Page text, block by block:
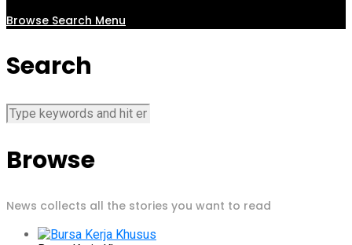
Browse Search Menu
Search
Browse
News collects all the stories you want to read